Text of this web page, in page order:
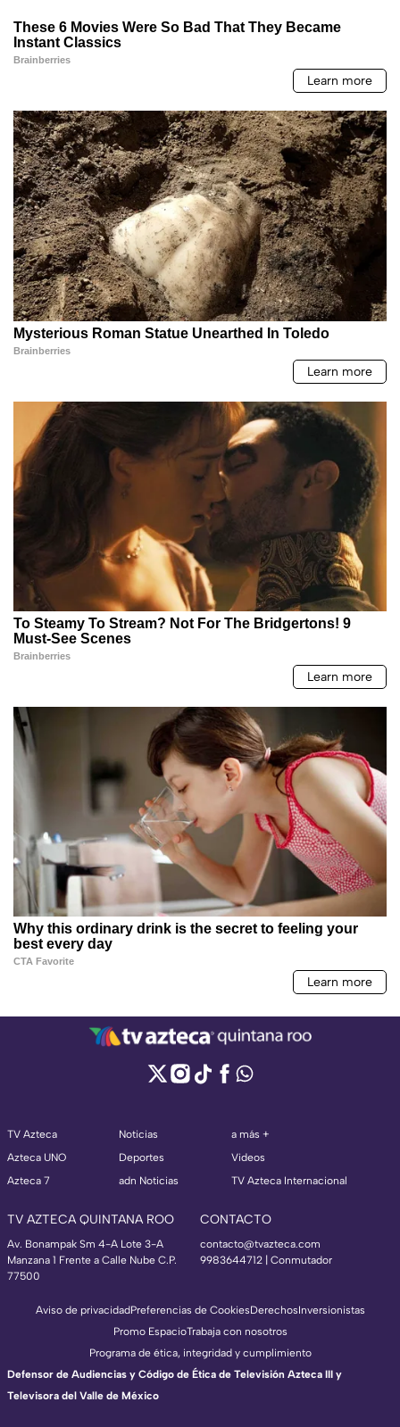
TV Azteca
Azteca UNO
Azteca 7
Noticias
Deportes
adn Noticias
a más +
Videos
TV Azteca Internacional
TV AZTECA QUINTANA ROO
Av. Bonampak Sm 4-A Lote 3-A
Manzana 1 Frente a Calle Nube C.P.
77500
CONTACTO
contacto@tvazteca.com
9983644712 | Conmutador
Aviso de privacidadPreferencias de CookiesDerechosInversionistas
Promo EspacioTrabaja con nosotros
Programa de ética, integridad y cumplimiento
Defensor de Audiencias y Código de Ética de Televisión Azteca III y
Televisora del Valle de México